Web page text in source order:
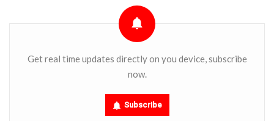
Get real time updates directly on you device, subscribe
now.
Subscribe